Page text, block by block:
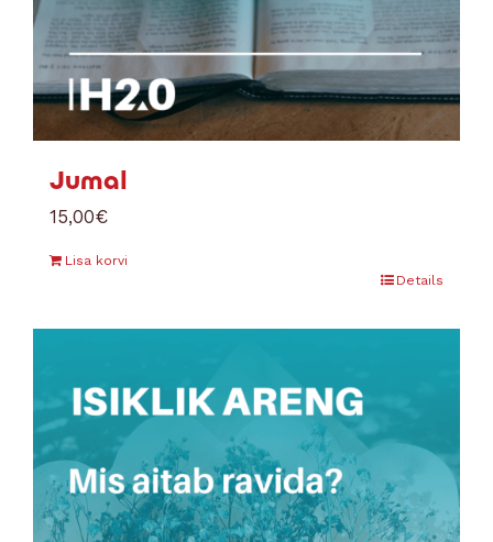
Jumal
15,00€
Lisa korvi
Details